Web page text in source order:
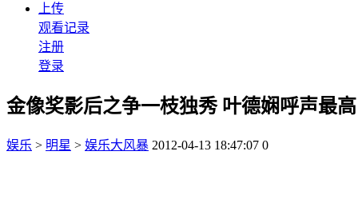
上传
观看记录
注册
登录
金像奖影后之争一枝独秀 叶德娴呼声最高
娱乐 > 明星 > 娱乐大风暴 2012-04-13 18:47:07 0